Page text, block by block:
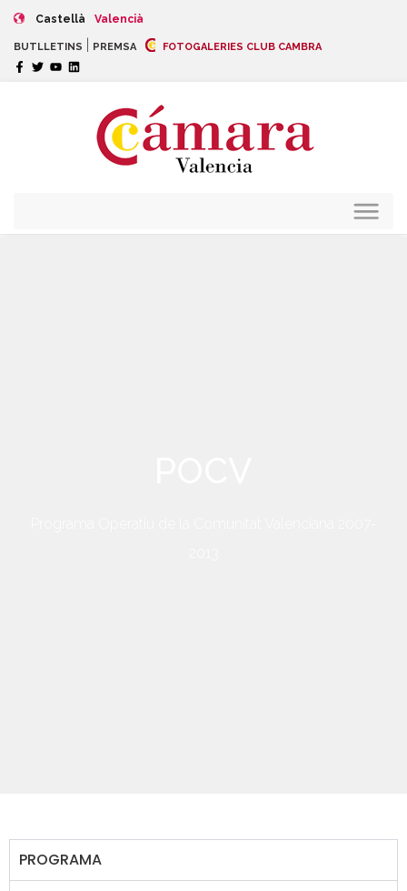
Castellà Valencià
BUTLLETINS PREMSA FOTOGALERIES CLUB CAMBRA
PROGRAMA